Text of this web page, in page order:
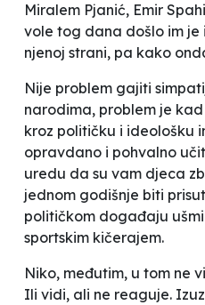
Miralem Pjanić, Emir
vole tog dana došlo im je
njenoj strani, pa kako
Nije problem gajiti
narodima, problem je
kroz političku i ideološku
opravdano i pohvalno
uredu da su vam djeca
jednom godišnje biti
političkom događaju
sportskim kičerajem.
Niko, međutim, u tom ne
Ili vidi, ali ne reaguje.